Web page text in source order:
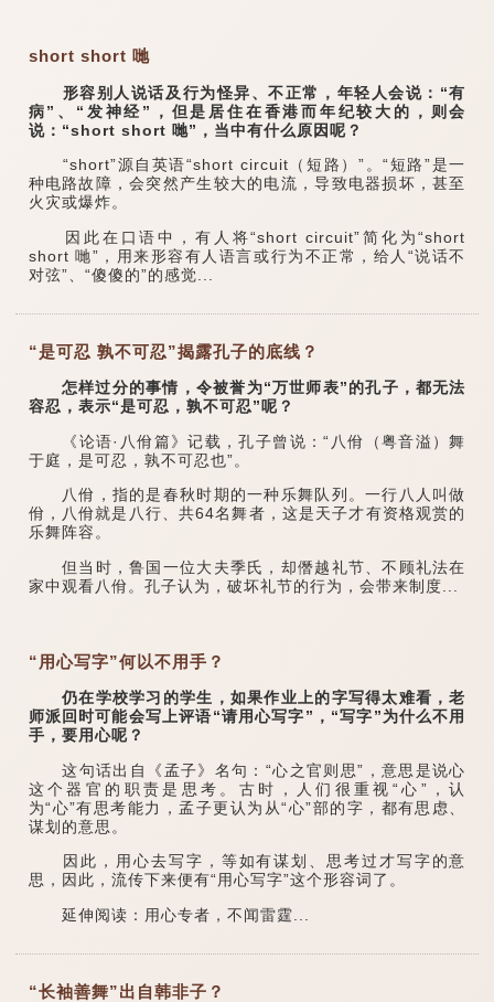
short short 哋
形容别人说话及行为怪异、不正常，年轻人会说：“有
病”、“发神经”，但是居住在香港而年纪较大的，则会
说：“short short 哋”，当中有什么原因呢？
“short”源自英语“short circuit（短路）”。“短路”是一
种电路故障，会突然产生较大的电流，导致电器损坏，甚至
火灾或爆炸。
因此在口语中，有人将“short circuit”简化为“short
short 哋”，用来形容有人语言或行为不正常，给人“说话不
对弦”、“傻傻的”的感觉...
“是可忍 孰不可忍”揭露孔子的底线？
怎样过分的事情，令被誉为“万世师表”的孔子，都无法
容忍，表示“是可忍，孰不可忍”呢？
《论语·八佾篇》记载，孔子曾说：“八佾（粤音溢）舞
于庭，是可忍，孰不可忍也”。
八佾，指的是春秋时期的一种乐舞队列。一行八人叫做
佾，八佾就是八行、共64名舞者，这是天子才有资格观赏的
乐舞阵容。
但当时，鲁国一位大夫季氏，却僭越礼节、不顾礼法在
家中观看八佾。孔子认为，破坏礼节的行为，会带来制度...
“用心写字”何以不用手？
仍在学校学习的学生，如果作业上的字写得太难看，老
师派回时可能会写上评语“请用心写字”，“写字”为什么不用
手，要用心呢？
这句话出自《孟子》名句：“心之官则思”，意思是说心
这个器官的职责是思考。古时，人们很重视“心”，认
为“心”有思考能力，孟子更认为从“心”部的字，都有思虑、
谋划的意思。
因此，用心去写字，等如有谋划、思考过才写字的意
思，因此，流传下来便有“用心写字”这个形容词了。
延伸阅读：用心专者，不闻雷霆...
“长袖善舞”出自韩非子？